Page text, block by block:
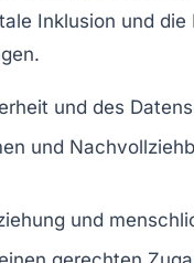
Inklusion und die
und des
und
und